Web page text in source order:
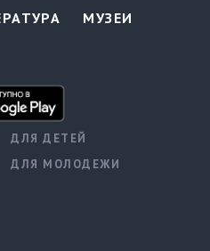
МУЗЕИ
ДЛЯ ДЕТЕЙ
ДЛЯ МОЛОДЕЖИ